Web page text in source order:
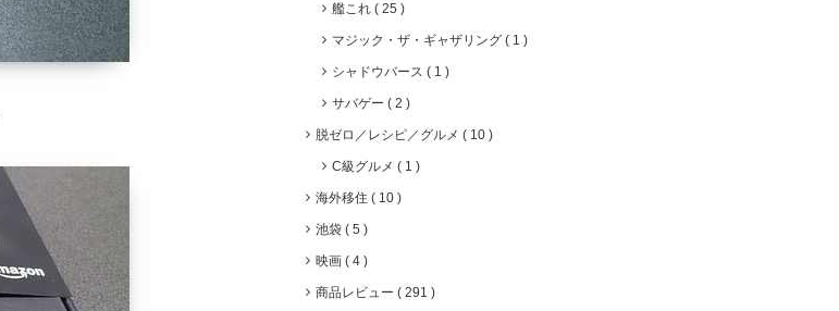
艦これ 25
マジック・ザ・ギャザリング 1
シャドウバース 1
サバゲー 2
脱ゼロ／レシピ／グルメ 10
C級グルメ 1
海外移住 10
池袋 5
映画 4
商品レビュー 291